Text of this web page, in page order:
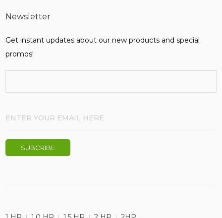
Newsletter
Get instant updates about our new products and special
promos!